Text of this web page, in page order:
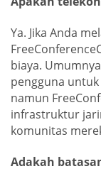
Ya. Jika Anda
biaya.
pengguna
namun
infrastruktur
komunitas
Adakah